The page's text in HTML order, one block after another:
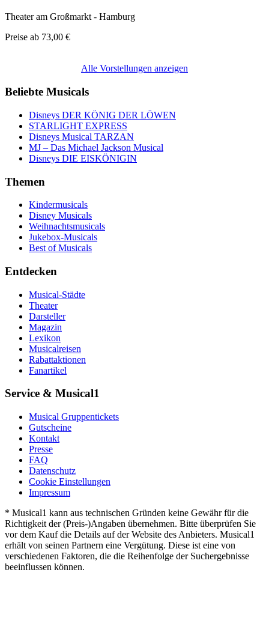
Theater am Großmarkt - Hamburg
Preise ab 73,00 €
Alle Vorstellungen anzeigen
Beliebte Musicals
Disneys DER KÖNIG DER LÖWEN
STARLIGHT EXPRESS
Disneys Musical TARZAN
MJ – Das Michael Jackson Musical
Disneys DIE EISKÖNIGIN
Themen
Kindermusicals
Disney Musicals
Weihnachtsmusicals
Jukebox-Musicals
Best of Musicals
Entdecken
Musical-Städte
Theater
Darsteller
Magazin
Lexikon
Musicalreisen
Rabattaktionen
Fanartikel
Service & Musical1
Musical Gruppentickets
Gutscheine
Kontakt
Presse
FAQ
Datenschutz
Cookie Einstellungen
Impressum
* Musical1 kann aus technischen Gründen keine Gewähr für die
Richtigkeit der (Preis-)Angaben übernehmen. Bitte überprüfen Sie
vor dem Kauf die Details auf der Website des Anbieters. Musical1
erhält von seinen Partnern eine Vergütung. Diese ist eine von
verschiedenen Faktoren, die die Reihenfolge der Suchergebnisse
beeinflussen können.